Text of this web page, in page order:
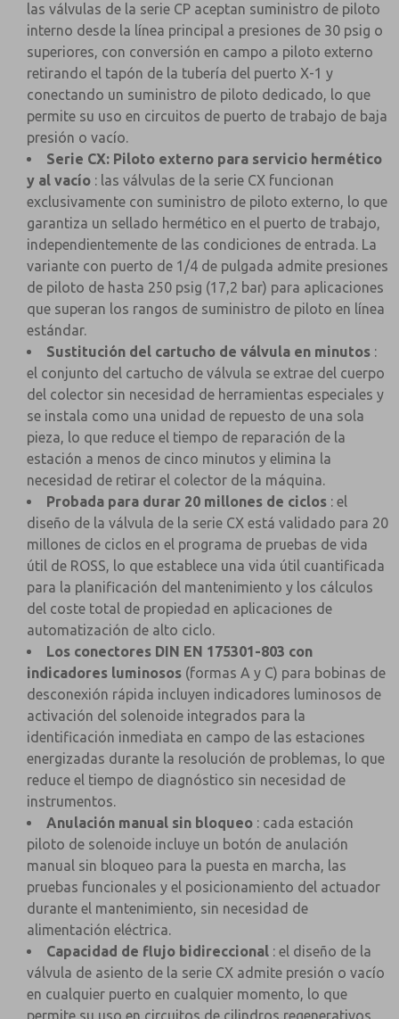
las válvulas de la serie CP aceptan suministro de piloto
interno desde la línea principal a presiones de 30 psig o
superiores, con conversión en campo a piloto externo
retirando el tapón de la tubería del puerto X-1 y
conectando un suministro de piloto dedicado, lo que
permite su uso en circuitos de puerto de trabajo de baja
presión o vacío.
Serie CX: Piloto externo para servicio hermético
y al vacío : las válvulas de la serie CX funcionan
exclusivamente con suministro de piloto externo, lo que
garantiza un sellado hermético en el puerto de trabajo,
independientemente de las condiciones de entrada. La
variante con puerto de 1/4 de pulgada admite presiones
de piloto de hasta 250 psig (17,2 bar) para aplicaciones
que superan los rangos de suministro de piloto en línea
estándar.
Sustitución del cartucho de válvula en minutos :
el conjunto del cartucho de válvula se extrae del cuerpo
del colector sin necesidad de herramientas especiales y
se instala como una unidad de repuesto de una sola
pieza, lo que reduce el tiempo de reparación de la
estación a menos de cinco minutos y elimina la
necesidad de retirar el colector de la máquina.
Probada para durar 20 millones de ciclos : el
diseño de la válvula de la serie CX está validado para 20
millones de ciclos en el programa de pruebas de vida
útil de ROSS, lo que establece una vida útil cuantificada
para la planificación del mantenimiento y los cálculos
del coste total de propiedad en aplicaciones de
automatización de alto ciclo.
Los conectores DIN EN 175301-803 con
indicadores luminosos (formas A y C) para bobinas de
desconexión rápida incluyen indicadores luminosos de
activación del solenoide integrados para la
identificación inmediata en campo de las estaciones
energizadas durante la resolución de problemas, lo que
reduce el tiempo de diagnóstico sin necesidad de
instrumentos.
Anulación manual sin bloqueo : cada estación
piloto de solenoide incluye un botón de anulación
manual sin bloqueo para la puesta en marcha, las
pruebas funcionales y el posicionamiento del actuador
durante el mantenimiento, sin necesidad de
alimentación eléctrica.
Capacidad de flujo bidireccional : el diseño de la
válvula de asiento de la serie CX admite presión o vacío
en cualquier puerto en cualquier momento, lo que
permite su uso en circuitos de cilindros regenerativos,